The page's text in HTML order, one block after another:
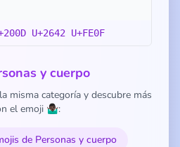
U+2642 U+FE0F
y cuerpo
misma categoría y descubre más
emoji 🤷🏿‍♂️:
de Personas y cuerpo